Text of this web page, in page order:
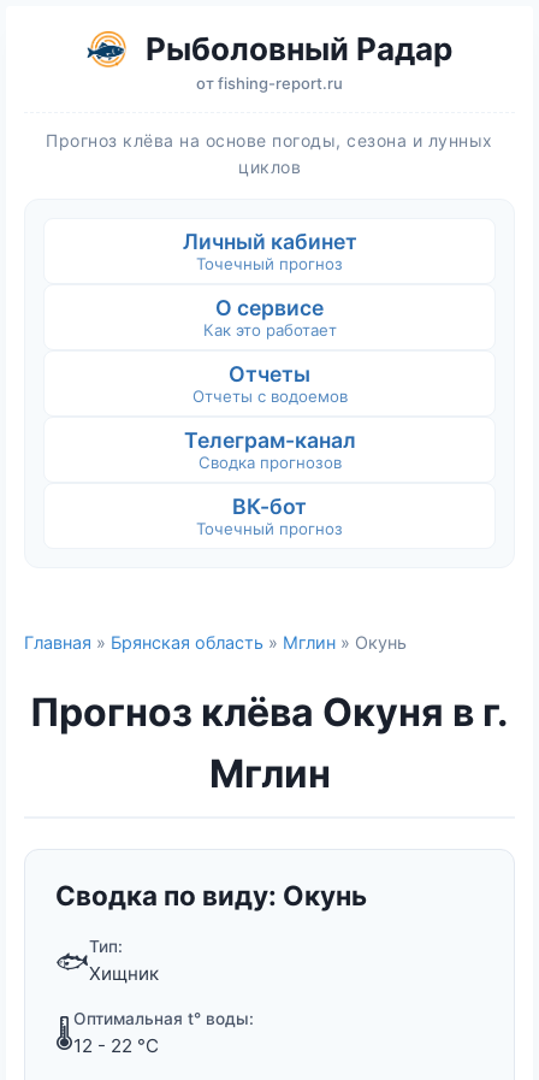
Рыболовный Радар
отfishing-report.ru
Прогноз клёва на основе погоды, сезона и лунных
циклов
Личный кабинет
Точечный прогноз
О сервисе
Как это работает
Отчеты
Отчеты с водоемов
Телеграм-канал
Сводка прогнозов
ВК-бот
Точечный прогноз
Главная » Брянская область » Мглин » Окунь
Прогноз клёва Окуня в г.
Мглин
Сводка по виду: Окунь
🐟Тип:
Хищник
🌡️Оптимальная t° воды:
12 - 22 °C